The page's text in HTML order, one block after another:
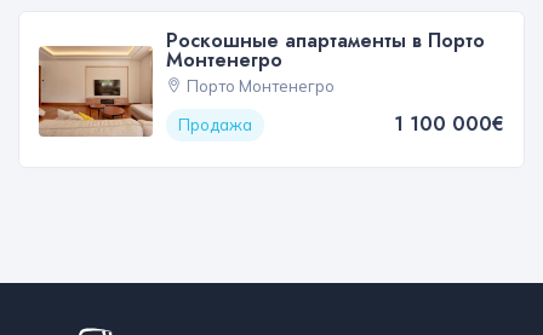
Роскошные апартаменты в Порто
Монтенегро
Порто Монтенегро
Продажа
1 100 000€